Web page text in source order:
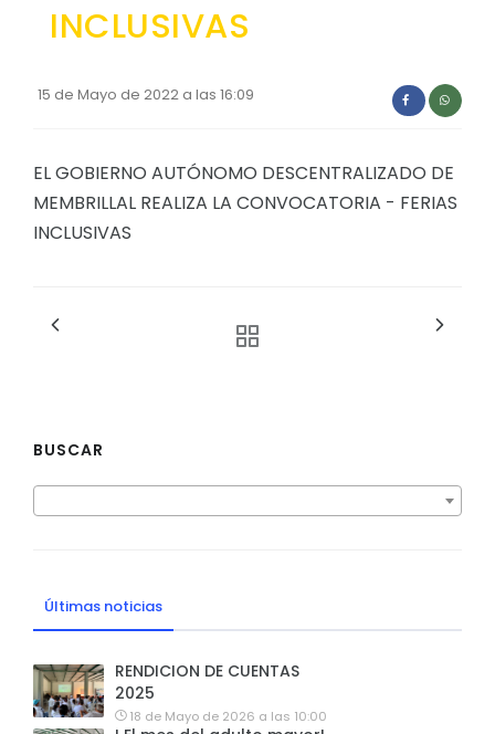
Convocatorias
Plan de desarrollo y Ordenamiento Territorial -
Plan Operativo Anual - POA
Convenios Institucionales
INCLUSIVAS
15 de Mayo de 2022 a las 16:09
EL GOBIERNO AUTÓNOMO DESCENTRALIZADO DE
MEMBRILLAL REALIZA LA CONVOCATORIA - FERIAS
INCLUSIVAS
BUSCAR
Últimas noticias
RENDICION DE CUENTAS
2025
18 de Mayo de 2026 a las 10:00